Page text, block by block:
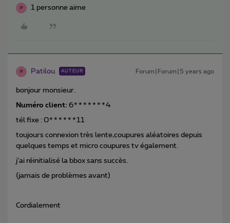
P 1 personne aime
P Patilou AUTEUR Forum|Forum|5 years ago
bonjour monsieur.
Numéro client: 6*******4
tél fixe : 0******11
toujours connexion très lente,coupures aléatoires depuis
quelques temps et micro coupures tv également.
j’ai réinitialisé la bbox sans succès.
(jamais de problèmes avant)
Cordialement